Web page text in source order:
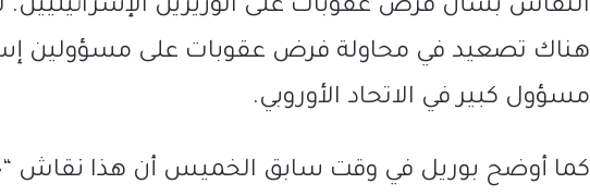
النقاش بشأن فرض عقوبات على الوزيرين
هناك تصعيد في محاولة فرض عقوبات على مسؤولين
مسؤول كبير في الاتحاد الأوروبي.
كما أوضح بوريل في وقت سابق الخميس أن هذا